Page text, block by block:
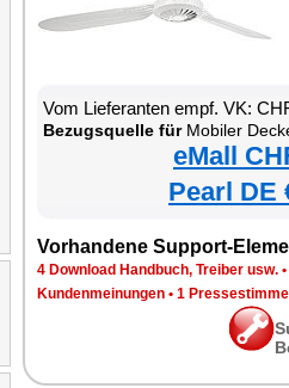
Vom Lieferanten empf. VK:
Bezugsquelle fürMobiler
eMall
Pearl DE
Vorhandene Support-
4 Download Handbuch, Treiber usw. •
Kundenmeinungen • 1